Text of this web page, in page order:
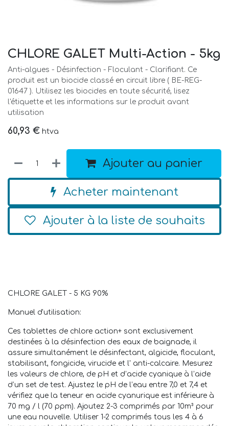
CHLORE GALET Multi-Action - 5kg
Anti-algues - Désinfection - Floculant - Clarifiant. Ce
produit est un biocide classé en circuit libre ( BE-REG-
01647 ). Utilisez les biocides en toute sécurité, lisez
l'étiquette et les informations sur le produit avant
utilisation
60,93 € htva
Ajouter au panier
Acheter maintenant
Ajouter à la liste de souhaits
CHLORE GALET - 5 KG 90%
Manuel d'utilisation:
Ces tablettes de chlore action+ sont exclusivement
destinées à la désinfection des eaux de baignade, il
assure simultanément le désinfectant, algicide, floculant,
stabilisant, fongicide, virucide et l' anti-calcaire. Mesurez
les valeurs de chlore, de pH et d’acide cyanique à l’aide
d’un set de test. Ajustez le pH de l’eau entre 7,0 et 7,4 et
vérifiez que la teneur en acide cyanurique est inférieure à
70 mg / l (70 ppm). Ajoutez 2-3 comprimés par 10m³ pour
une eau nouvelle. Utiliser 1-2 comprimés tous les 4 à 6